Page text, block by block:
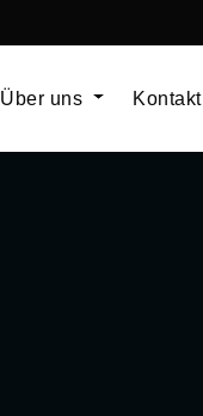
Über uns Kontakt